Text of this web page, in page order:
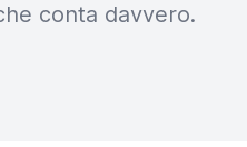
conta davvero.